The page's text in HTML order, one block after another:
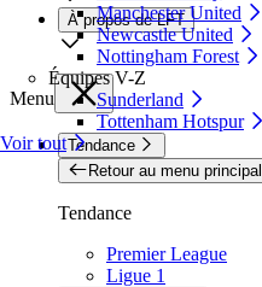
Manchester United
Newcastle United
Nottingham Forest
Équipes V-Z
Sunderland
Tottenham Hotspur
Voir tout
À propos de LFT
Menu
Tendance
Retour au menu principal
Tendance
Premier League
Ligue 1